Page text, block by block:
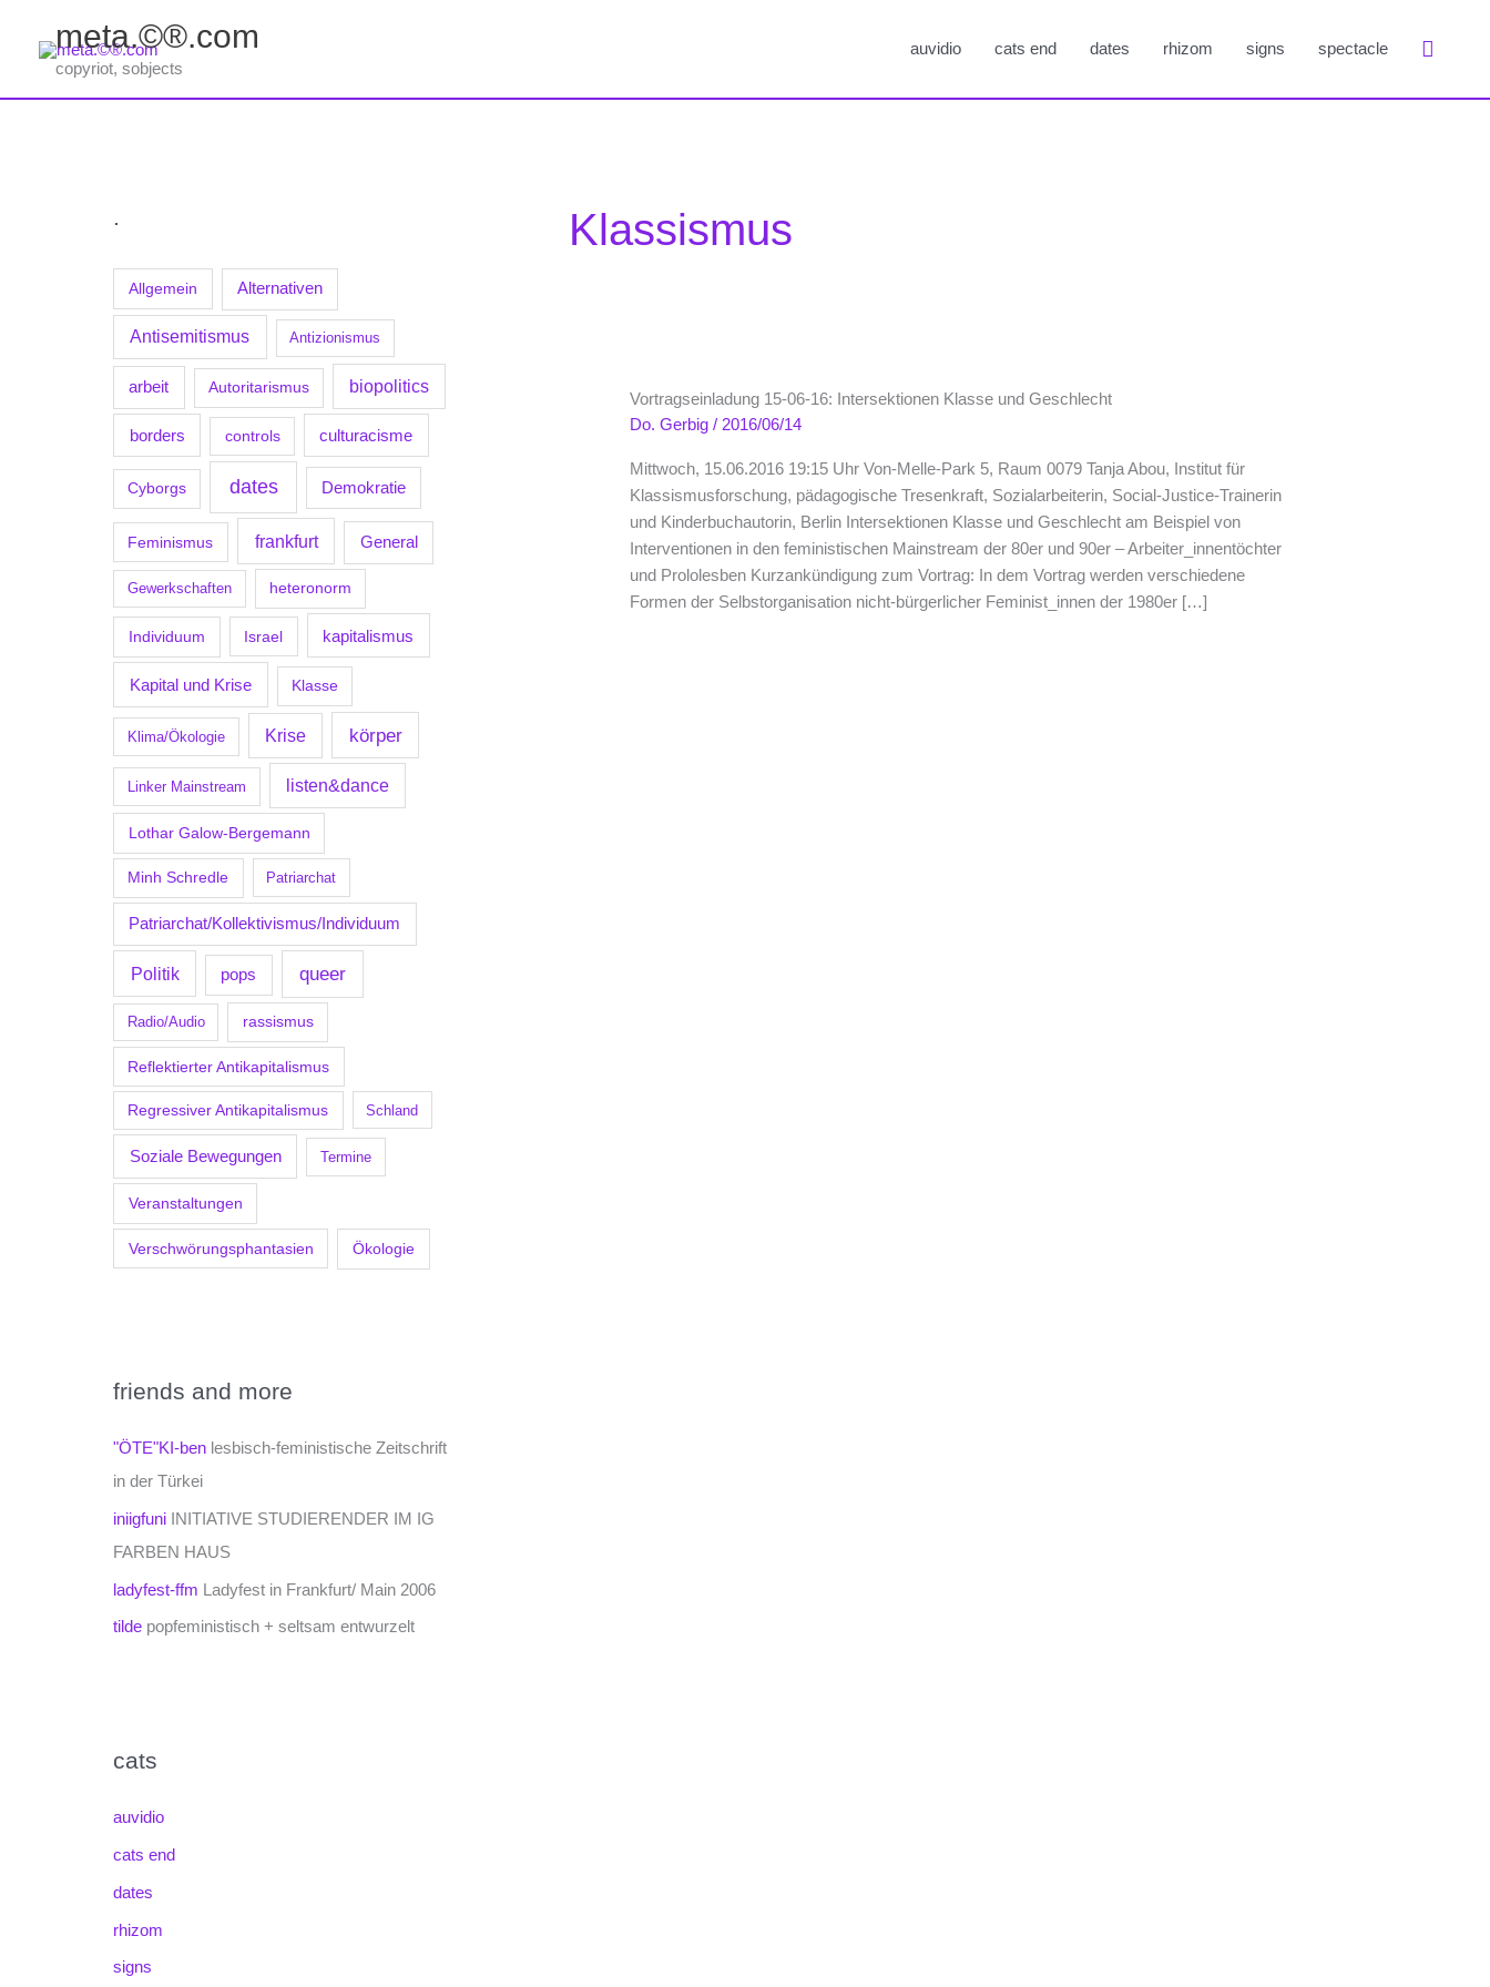
springen
meta.©®.com
copyriot, sobjects
auvidio cats end dates rhizom signs spectacle
.
Allgemein Alternativen
Antisemitismus Antizionismus
arbeit Autoritarismus biopolitics
borders controls culturacisme
Cyborgs dates Demokratie
Feminismus frankfurt General
Gewerkschaften heteronorm
Individuum Israel kapitalismus
Kapital und Krise Klasse
Klima/Ökologie Krise körper
Linker Mainstream listen&dance
Lothar Galow-Bergemann
Minh Schredle Patriarchat
Patriarchat/Kollektivismus/Individuum
Politik pops queer
Radio/Audio rassismus
Reflektierter Antikapitalismus
Regressiver Antikapitalismus Schland
Soziale Bewegungen Termine
Veranstaltungen
Verschwörungsphantasien Ökologie
friends and more
"ÖTE"KI-ben lesbisch-feministische Zeitschrift
in der Türkei
iniigfuni INITIATIVE STUDIERENDER IM IG
FARBEN HAUS
ladyfest-ffm Ladyfest in Frankfurt/ Main 2006
tilde popfeministisch + seltsam entwurzelt
cats
auvidio
cats end
dates
rhizom
signs
Klassismus
Vortragseinladung 15-06-16: Intersektionen Klasse und Geschlecht
Do. Gerbig/ 2016/06/14
Mittwoch, 15.06.2016 19:15 Uhr Von-Melle-Park 5, Raum 0079 Tanja Abou, Institut für
Klassismusforschung, pädagogische Tresenkraft, Sozialarbeiterin, Social-Justice-Trainerin
und Kinderbuchautorin, Berlin Intersektionen Klasse und Geschlecht am Beispiel von
Interventionen in den feministischen Mainstream der 80er und 90er – Arbeiter_innentöchter
und Prololesben Kurzankündigung zum Vortrag: In dem Vortrag werden verschiedene
Formen der Selbstorganisation nicht-bürgerlicher Feminist_innen der 1980er […]